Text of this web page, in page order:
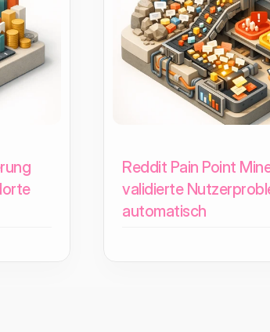
Reddit Pain Point
validierte
automatisch